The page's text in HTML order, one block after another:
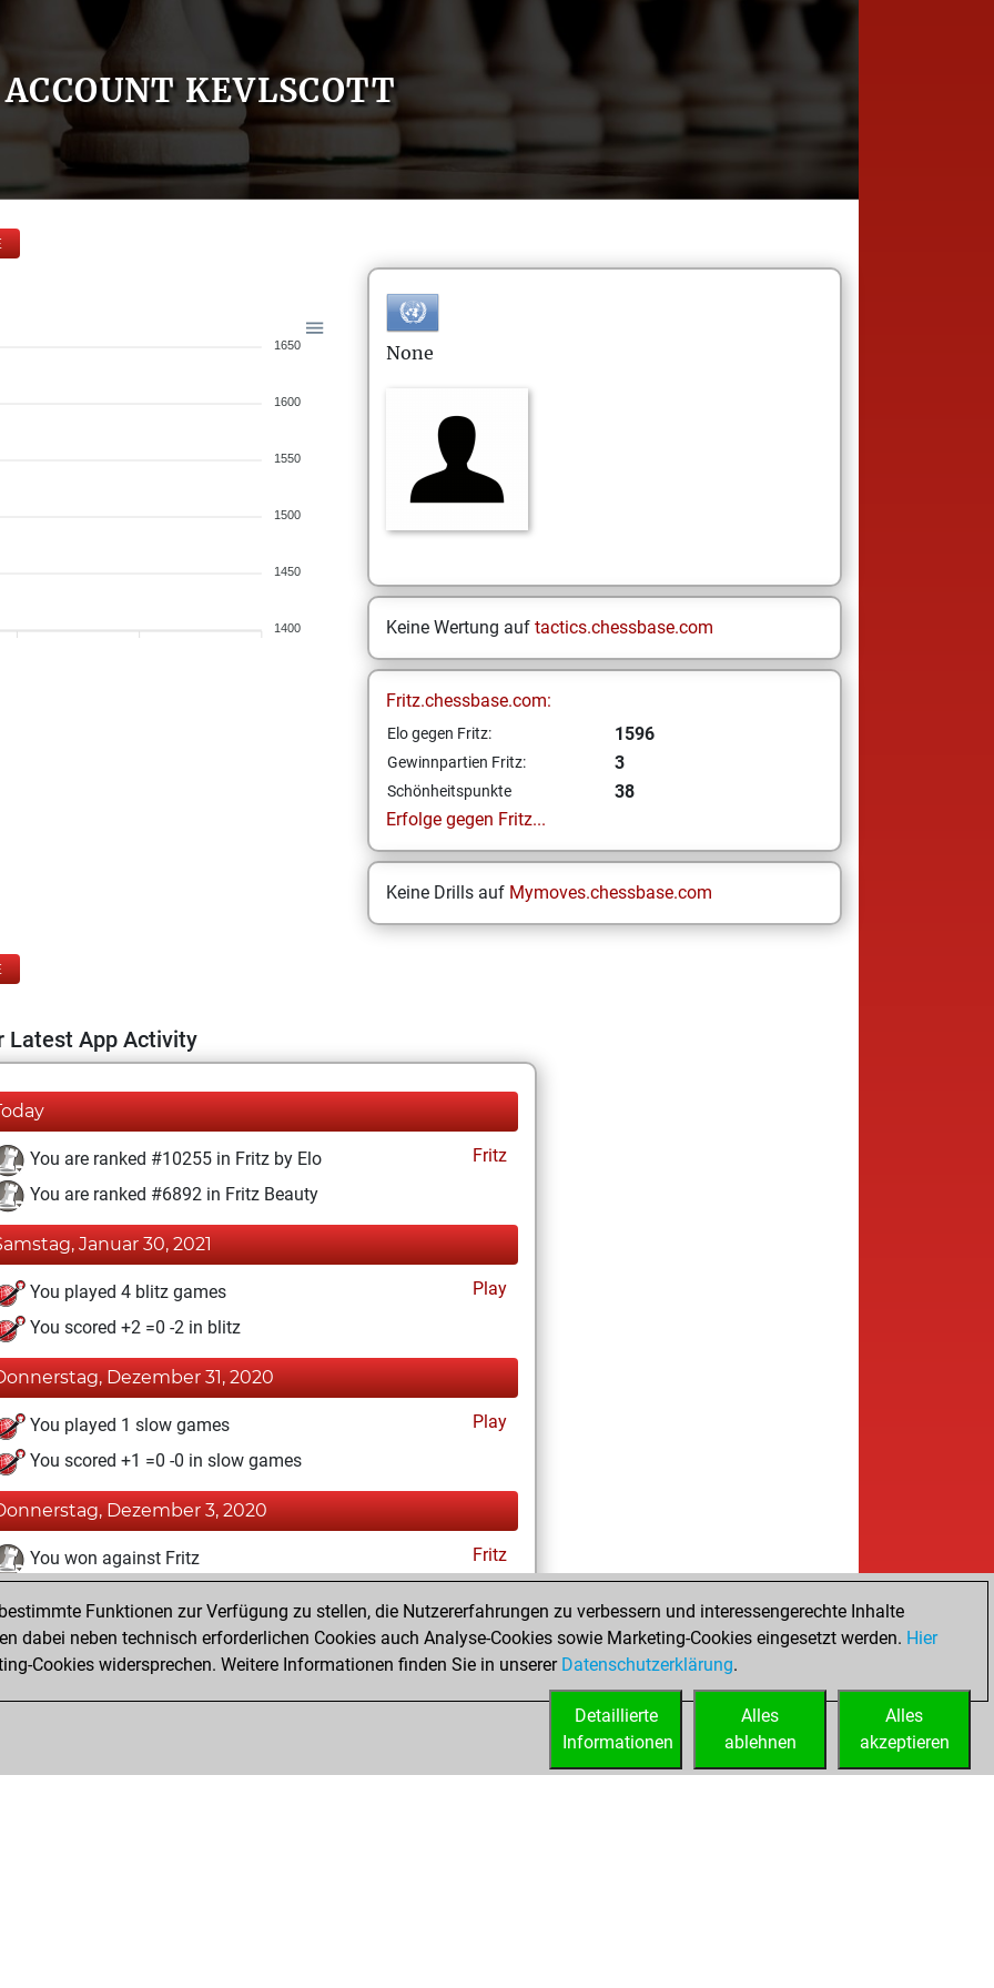
ACCOUNT KEVLSCOTT
1650
1600
1550
1500
1450
1400
None
Keine Wertung auf tactics.chessbase.com
Fritz.chessbase.com:
Elo gegen Fritz: 1596
Gewinnpartien Fritz: 3
Schönheitspunkte
38
Erfolge gegen Fritz...
Keine Drills auf Mymoves.chessbase.com
Latest App Activity
You are ranked #10255 in Fritz by Elo
Fritz
You are ranked #6892 in Fritz Beauty
Januar 30, 2021
You played 4 blitz games
Play
You scored +2 =0 -2 in blitz
Dezember 31, 2020
You played 1 slow games
Play
You scored +1 =0 -0 in slow games
Dezember 3, 2020
You won against Fritz
Fritz
You achieved a new Elo of 1596
You created your Fritz account
Funktionen zur Verfügung zu stellen, die Nutzererfahrungen zu verbessern und interessengerechte Inhalte
dabei neben technisch erforderlichen Cookies auch Analyse-Cookies sowie Marketing-Cookies eingesetzt werden. Hier
Cookies widersprechen. Weitere Informationen finden Sie in unserer Datenschutzerklärung.
Alles
akzeptieren
Alles
ablehnen
Detaillierte
Informationen